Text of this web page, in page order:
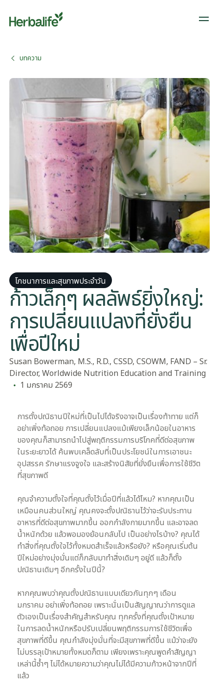
บทความ
โภชนาการและสุขภาพประจําวัน
ก้าวเล็กๆ ผลลัพธ์ยิ่งใหญ่:
การเปลี่ยนแปลงที่ยั่งยืน
เพื่อปีใหม่
Susan Bowerman, M.S., R.D., CSSD, CSOWM, FAND – Sr.
Director, Worldwide Nutrition Education and Training
1 มกราคม 2569
การตั้งปณิธานปีใหม่ที่เป็นไปได้จริงอาจเป็นเรื่องท้าทาย แต่ก็
อย่าเพิ่งท้อถอย การเปลี่ยนแปลงแม้เพียงเล็กน้อยในอาหาร
ของคุณก็สามารถนำไปสู่พฤติกรรมการบริโภคที่ดีต่อสุขภาพ
ในระยะยาวได้ ค้นพบเคล็ดลับที่เป็นประโยชน์ในการเอาชนะ
อุปสรรค รักษาแรงจูงใจ และสร้างนิสัยที่ยั่งยืนเพื่อการใช้ชีวิต
ที่สุขภาพดี
คุณจำความตั้งใจที่คุณตั้งไว้เมื่อปีที่แล้วได้ไหม? หากคุณเป็น
เหมือนคนส่วนใหญ่ คุณคงจะตั้งปณิธานไว้ว่าจะรับประทาน
อาหารที่ดีต่อสุขภาพมากขึ้น ออกกำลังกายมากขึ้น และอาจลด
น้ำหนักด้วย แล้วพอมองย้อนกลับไป เป็นอย่างไรบ้าง? คุณได้
ทำสิ่งที่คุณตั้งใจไว้ทั้งหมดสำเร็จแล้วหรือยัง? หรือคุณเริ่มต้น
ปีใหม่อย่างมุ่งมั่นแต่ก็กลับมาทำสิ่งเดิมๆ อยู่ดี แล้วก็ตั้ง
ปณิธานเดิมๆ อีกครั้งในปีนี้?
หากคุณพบว่าคุณตั้งปณิธานแบบเดียวกันทุกๆ เดือน
มกราคม อย่าเพิ่งท้อถอย เพราะนั่นเป็นสัญญาณว่าการดูแล
ตัวเองเป็นเรื่องสำคัญสำหรับคุณ ทุกครั้งที่คุณตั้งเป้าหมาย
ในการลดน้ำหนักหรือปรับเปลี่ยนพฤติกรรมการใช้ชีวิตเพื่อ
สุขภาพที่ดีขึ้น คุณกำลังมุ่งมั่นที่จะมีสุขภาพที่ดีขึ้น แม้ว่าจะยัง
ไม่บรรลุเป้าหมายทั้งหมดก็ตาม เพียงเพราะคุณพูดคำสัญญา
เหล่านี้ซ้ำๆ ไม่ได้หมายความว่าคุณไม่ได้มีความก้าวหน้าจากปีที่
แล้ว